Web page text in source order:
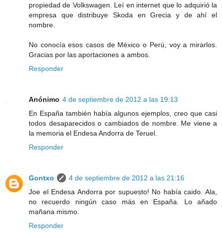
propiedad de Volkswagen. Leí en internet que lo adquirió la
empresa que distribuye Skoda en Grecia y de ahí el
nombre.
No conocía esos casos de México o Perú, voy a mirarlos.
Gracias por las aportaciones a ambos.
Responder
Anónimo 4 de septiembre de 2012 a las 19:13
En España también había algunos ejemplos, creo que casi
todos desaparecidos o cambiados de nombre. Me viene a
la memoria el Endesa Andorra de Teruel.
Responder
Gontxo
4 de septiembre de 2012 a las 21:16
Joe el Endesa Andorra por supuesto! No había caido. Ala,
no recuerdo ningún caso más en España. Lo añado
mañana mismo.
Responder